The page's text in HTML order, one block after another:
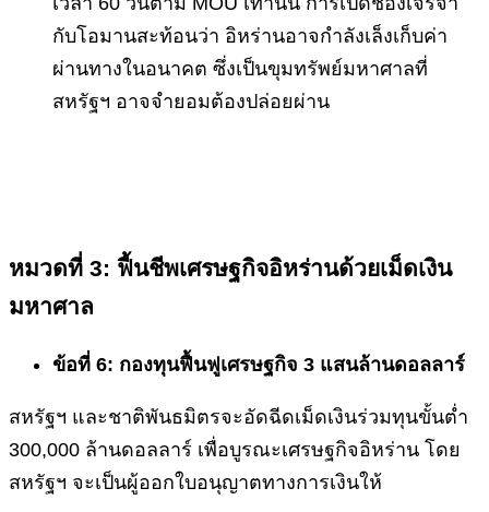
กับโอมานสะท้อนว่า อิหร่านอาจกำลังเล็งเก็บค่า
ผ่านทางในอนาคต ซึ่งเป็นขุมทรัพย์มหาศาลที่
สหรัฐฯ อาจจำยอมต้องปล่อยผ่าน
หมวดที่ 3: ฟื้นชีพเศรษฐกิจอิหร่านด้วยเม็ดเงิน
มหาศาล
ข้อที่ 6: กองทุนฟื้นฟูเศรษฐกิจ 3 แสนล้านดอลลาร์
สหรัฐฯ และชาติพันธมิตรจะอัดฉีดเม็ดเงินร่วมทุนขั้นต่ำ
300,000 ล้านดอลลาร์ เพื่อบูรณะเศรษฐกิจอิหร่าน โดย
สหรัฐฯ จะเป็นผู้ออกใบอนุญาตทางการเงินให้